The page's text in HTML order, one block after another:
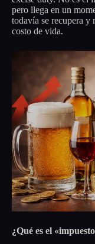
pero llega en un
todavía se recupera y
costo de vida.
¿Qué es el